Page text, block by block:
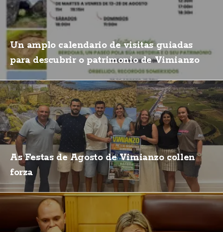
Un amplo calendario de visitas guiadas
para descubrir o patrimonio de Vimianzo
As Festas de Agosto de Vimianzo collen
forza